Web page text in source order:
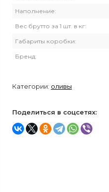
Наполнение:
Вес брутто за 1 шт. в кг:
Габариты коробки:
Бренд:
Категории: оливы
Поделиться в соцсетях: